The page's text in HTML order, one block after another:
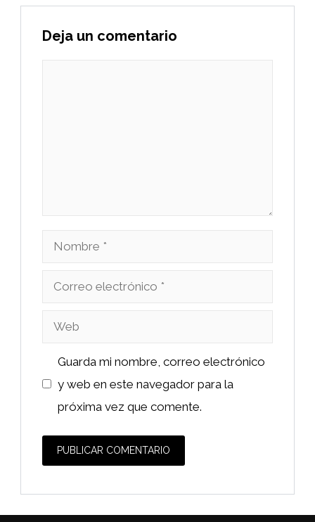
Deja un comentario
Nombre
Correo
Web
Guarda mi nombre, correo electrónico
y web en este navegador para la
próxima vez que comente.